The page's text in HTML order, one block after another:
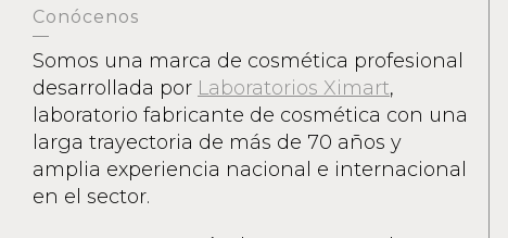
Conócenos
Somos una marca de cosmética profesional
desarrollada por Laboratorios Ximart,
laboratorio fabricante de cosmética con una
larga trayectoria de más de 70 años y
amplia experiencia nacional e internacional
en el sector.